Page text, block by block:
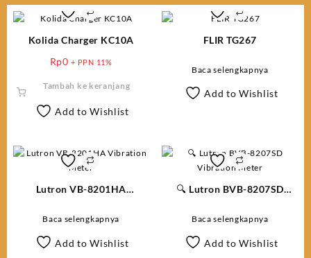
Kolida Charger KC10A
Rp0 + PPN 11%
Tambah ke keranjang
Add to Wishlist
FLIR TG267
Baca selengkapnya
Add to Wishlist
Lutron VB-8201HA
Baca selengkapnya
Add to Wishlist
🔍 Lutron BVB-8207SD
Baca selengkapnya
Add to Wishlist